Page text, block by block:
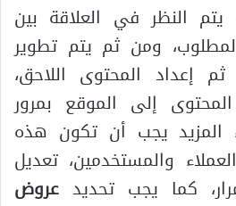
يتم النظر في العلاقة بين
ومن ثم يتم تطوير
إعداد المحتوى اللاحق،
إلى الموقع بمرور
المزيد يجب أن تكون هذه
والمستخدمين، تعديل
كما يجب تحديد عروض